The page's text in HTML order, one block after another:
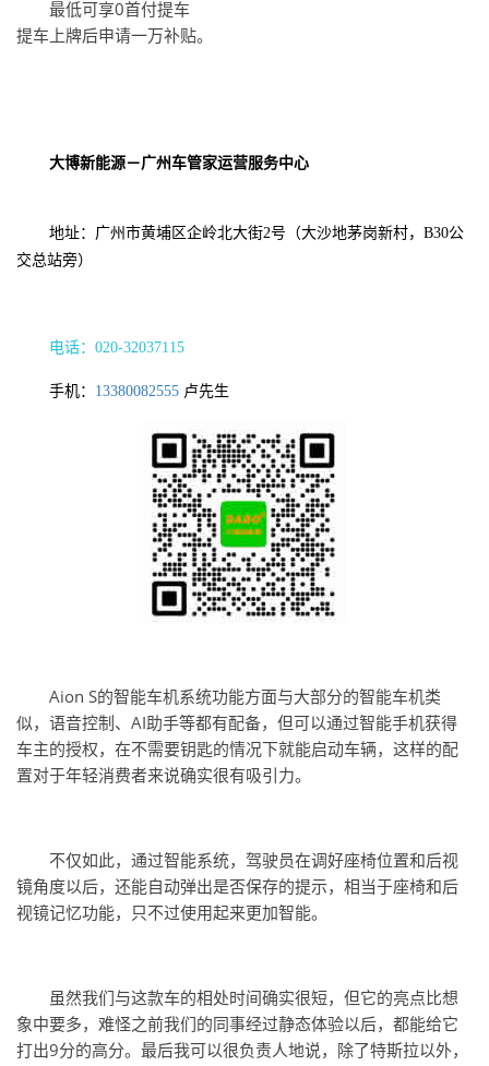
最低可享0首付提车
提车上牌后申请一万补贴。
大博新能源－广州车管家运营服务中心
地址：广州市黄埔区企岭北大街2号（大沙地茅岗新村，B30公
交总站旁）
电话：020-32037115
手机： 13380082555 卢先生
Aion S的智能车机系统功能方面与大部分的智能车机类
似，语音控制、AI助手等都有配备，但可以通过智能手机获得
车主的授权，在不需要钥匙的情况下就能启动车辆，这样的配
置对于年轻消费者来说确实很有吸引力。
不仅如此，通过智能系统，驾驶员在调好座椅位置和后视
镜角度以后，还能自动弹出是否保存的提示，相当于座椅和后
视镜记忆功能，只不过使用起来更加智能。
虽然我们与这款车的相处时间确实很短，但它的亮点比想
象中要多，难怪之前我们的同事经过静态体验以后，都能给它
打出9分的高分。最后我可以很负责人地说，除了特斯拉以外，